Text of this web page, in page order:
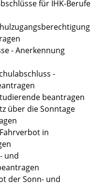
für IHK-Berufe
- Anerkennung
-
beantragen
über die Sonntage
in
und
der Sonn- und